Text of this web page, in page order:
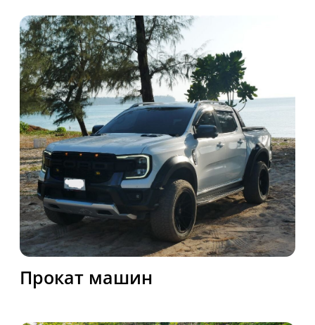
Компания Bike Phuket предлагает
уникальные возможности для
путешественников и жителей,
желающих исследовать
великолепие тропического рая -
Пхукет. Мы предоставляем
разнообразные услуги аренды,
включая современные автомобили,
удобные байки для езды по
живописным маршрутам,
изысканную недвижимость для
комфортного отдыха и элитные
яхты для незабываемых морских
приключений. Открывайте новые
горизонты с уверенным партнером
в вашем путешествии.